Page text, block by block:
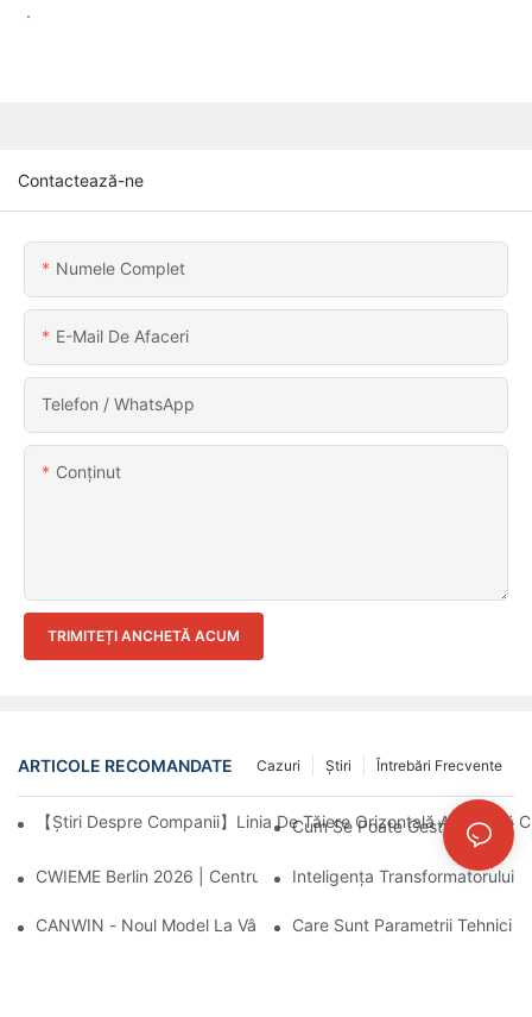
.
Contactează-ne
Numele Complet
E-Mail De Afaceri
Telefon / WhatsApp
Conţinut
TRIMITEȚI ANCHETĂ ACUM
ARTICOLE RECOMANDATE Întrebări Frecvente
Ştiri
Cazuri
【Știri Despre Companii】Linia De Tăiere Orizontală
Cum Se Poate Gestiona
CWIEME Berlin 2026 | Centrul Mare De Procesare A Miezurilor
Inteligența Transformatorului
CANWIN - Noul Model La Vânzare - Echipamentul Real Al
Care Sunt Parametrii Tehnici